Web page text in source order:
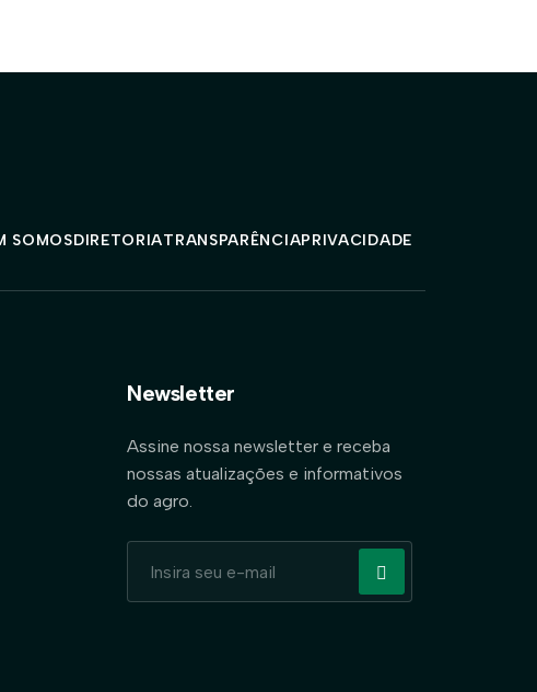
SOMOSDIRETORIATRANSPARÊNCIAPRIVACIDADE
Newsletter
Assine nossa newsletter e receba
nossas atualizações e informativos
do agro.